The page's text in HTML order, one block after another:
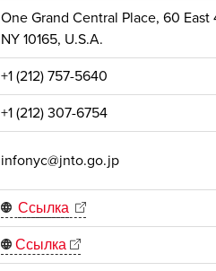
One Grand Central Place, 60
NY 10165, U.S.A.
+1 (212) 757-5640
+1 (212) 307-6754
infonyc@jnto.go.jp
Ссылка
Ссылка